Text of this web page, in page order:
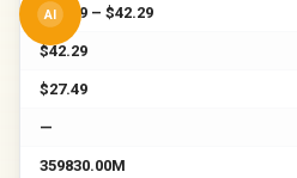
$27.49 – $42.29
$42.29
$27.49
—
359830.00M
AI